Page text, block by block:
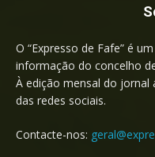
O “Expresso de Fafe” é
informação do concelho
À edição mensal do jornal
das redes sociais.
Contacte-nos: